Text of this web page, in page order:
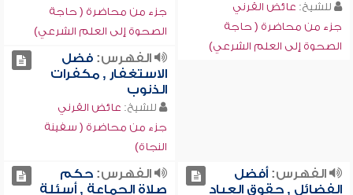
للشيخ: عائض القرني
جزء من محاضرة ( حاجة
الصحوة إلى العلم الشرعي)
جزء من محاضرة ( حاجة
الصحوة إلى العلم الشرعي)
الفهرس:فضل
الاستغفار , مكفرات
الذنوب
للشيخ: عائض القرني
جزء من محاضرة ( سفينة
النجاة)
الفهرس:أفضل
الفضائل , حقوق العباد
الفهرس:حكم
صلاة الجماعة , أسئلة